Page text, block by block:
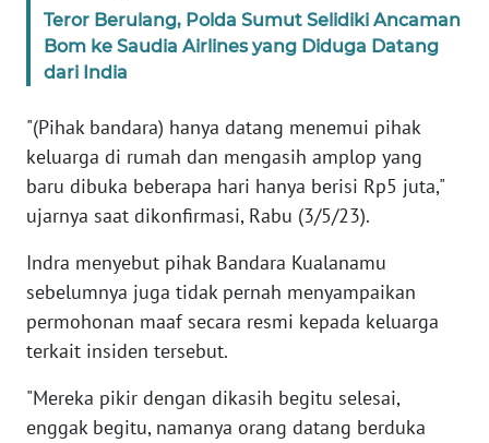
Teror Berulang, Polda Sumut Selidiki Ancaman
Bom ke Saudia Airlines yang Diduga Datang
dari India
"(Pihak bandara) hanya datang menemui pihak
keluarga di rumah dan mengasih amplop yang
baru dibuka beberapa hari hanya berisi Rp5 juta,"
ujarnya saat dikonfirmasi, Rabu (3/5/23).
Indra menyebut pihak Bandara Kualanamu
sebelumnya juga tidak pernah menyampaikan
permohonan maaf secara resmi kepada keluarga
terkait insiden tersebut.
"Mereka pikir dengan dikasih begitu selesai,
enggak begitu, namanya orang datang berduka
TENTANG
KAMI
SIBER
REDAKSI
KARIR
DISCLAIMER
News
Regional